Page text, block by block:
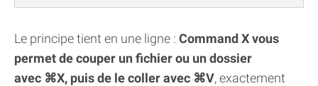
Le principe tient en une ligne : Command X vous
permet de couper un fichier ou un dossier
avec ⌘X, puis de le coller avec ⌘V, exactement